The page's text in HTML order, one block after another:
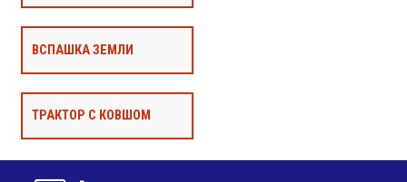
ВСПАШКА ЗЕМЛИ
ТРАКТОР С КОВШОМ